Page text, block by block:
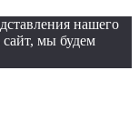
нашего
мы будем